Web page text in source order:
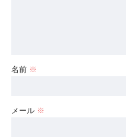
名前 ※
メール ※